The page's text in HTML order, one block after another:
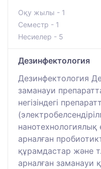
Оқу жылы - 1
Семестр - 1
Несиелер - 5
Дезинфектология
Дезинфектология
заманауи
негізіндегі
нанотехнологиялық
арналған
құрамдастар және
арналған заманауи